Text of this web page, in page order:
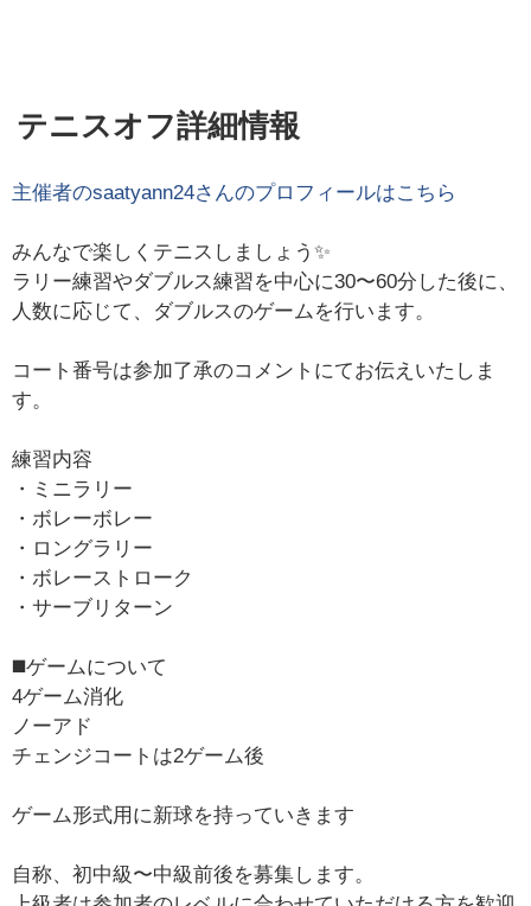
テニスオフ詳細情報
主催者のsaatyann24さんのプロフィールはこちら
みんなで楽しくテニスしましょう✨
ラリー練習やダブルス練習を中心に30〜60分した後に、
人数に応じて、ダブルスのゲームを行います。
コート番号は参加了承のコメントにてお伝えいたしま
す。
練習内容
・ミニラリー
・ボレーボレー
・ロングラリー
・ボレーストローク
・サーブリターン
◼️ゲームについて
4ゲーム消化
ノーアド
チェンジコートは2ゲーム後
ゲーム形式用に新球を持っていきます
自称、初中級〜中級前後を募集します。